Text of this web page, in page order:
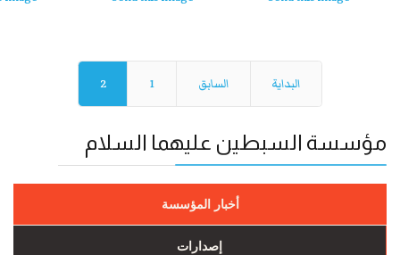
البداية السابق 1
2
مؤسسة السبطين عليهما السلام
أخبار المؤسسة
إصدارات